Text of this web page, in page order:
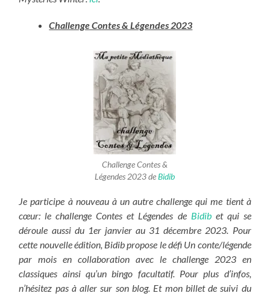
Challenge Contes & Légendes 2023
Challenge Contes &
Légendes 2023 deBidib
Je participe à nouveau à un autre challenge qui me tient à
cœur: le challenge Contes et Légendes de Bidibet qui se
déroule aussi du 1er janvier au 31 décembre 2023. Pour
cette nouvelle édition, Bidib propose le défi Un conte/légende
par mois en collaboration avec le challenge 2023 en
classiques ainsi qu’un bingo facultatif. Pour plus d’infos,
n’hésitez pas à aller sur son blog. Et mon billet de suivi du